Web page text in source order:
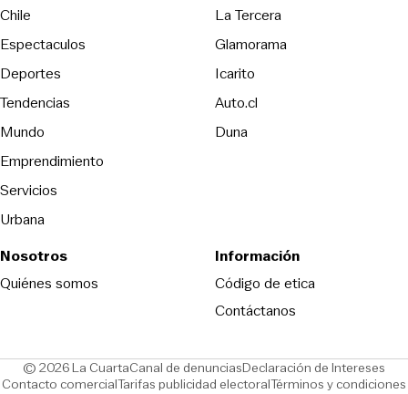
Chile
Espectaculos
Deportes
Tendencias
Mundo
Emprendimiento
Servicios
Urbana
La TerceraOpens in new
Glamorama
Icarito
Auto.cl
DunaOpens in new window
Nosotros
Quiénes somos
Información
Código de eticaOpens in new
Contáctanos
© 2026 La CuartaCanal de denunciasOpens in new window
Declaración de Intereses
Contacto comercialOpens in new window
Tarifas publicidad electoralOpens in new window
Términos y condiciones